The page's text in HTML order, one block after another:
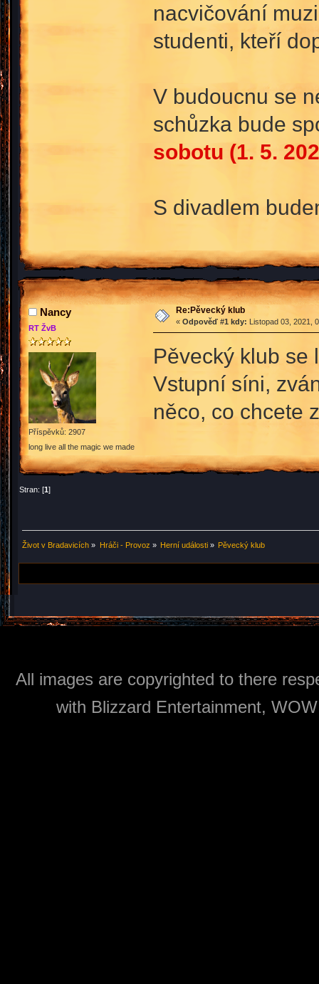
nacvičování
studenti, kteří
V budoucnu se
schůzka bude
sobotu (1. 5.
S divadlem
Nancy
RT ŽvB
Příspěvků: 2907
long live all the magic we made
Re:Pěvecký klub
« Odpověď #1 kdy: Listopad 03, 2021,
Pěvecký klub se
Vstupní síni,
něco, co chcete
Stran: [1]
Život v Bradavicích » Hráči - Provoz » Herní události» Pěvecký klub
All images are copyrighted to there
with Blizzard Entertainment,